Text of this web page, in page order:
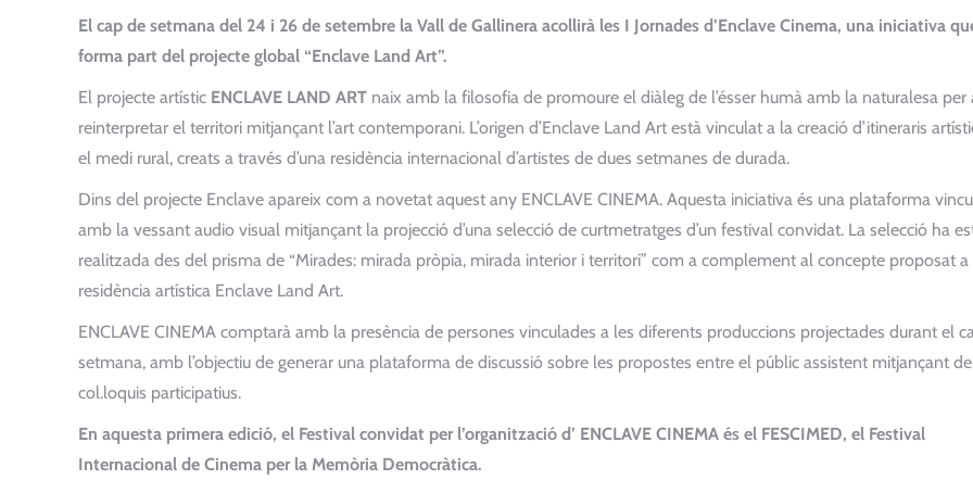
El cap de setmana del 24 i 26 de setembre la Vall de Gallinera acollirà les I Jornades d’Enclave Cinema, una iniciativa
forma part del projecte global “Enclave Land Art”.
El projecte artístic ENCLAVE LAND ART naix amb la filosofia de promoure el diàleg de l’ésser humà amb la naturalesa per
reinterpretar el territori mitjançant l’art contemporani. L’origen d’Enclave Land Art està vinculat a la creació d’itineraris
el medi rural, creats a través d’una residència internacional d’artistes de dues setmanes de durada.
Dins del projecte Enclave apareix com a novetat aquest any ENCLAVE CINEMA. Aquesta iniciativa és una plataforma
amb la vessant audio visual mitjançant la projecció d’una selecció de curtmetratges d’un festival convidat. La selecció ha
realitzada des del prisma de “Mirades: mirada pròpia, mirada interior i territori” com a complement al concepte proposat a
residència artística Enclave Land Art.
ENCLAVE CINEMA comptarà amb la presència de persones vinculades a les diferents produccions projectades durant el
setmana, amb l’objectiu de generar una plataforma de discussió sobre les propostes entre el públic assistent mitjançant
col.loquis participatius.
En aquesta primera edició, el Festival convidat per l’organització d’ ENCLAVE CINEMA és el FESCIMED, el Festival
Internacional de Cinema per la Memòria Democràtica.